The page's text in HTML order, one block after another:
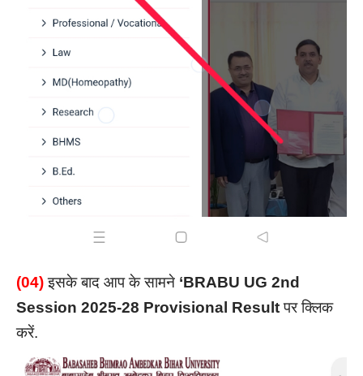
(04) इसके बाद आप के सामने ‘BRABU UG 2nd
Session 2025-28 Provisional Resultपर क्लिक
करें.